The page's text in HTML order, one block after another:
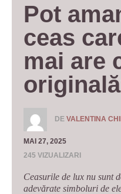
Pot
ceas
mai are
DE VALENTINA
MAI 27, 2025
245 VIZUALIZARI
Ceasurile de lux nu sunt
adevărate simboluri de